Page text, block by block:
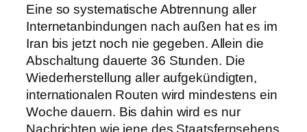
Eine so systematische Abtrennung aller
Internetanbindungen nach außen hat es im
Iran bis jetzt noch nie gegeben. Allein die
Abschaltung dauerte 36 Stunden. Die
Wiederherstellung aller aufgekündigten,
internationalen Routen wird mindestens ein
Woche dauern. Bis dahin wird es nur
Nachrichten wie jene des Staatsfernsehens